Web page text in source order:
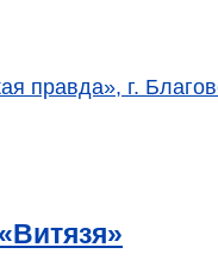
правда», г.